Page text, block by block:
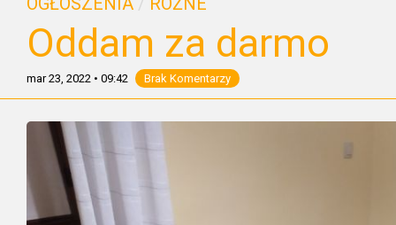
Oddam za darmo
mar 23, 2022 • 09:42 Brak Komentarzy